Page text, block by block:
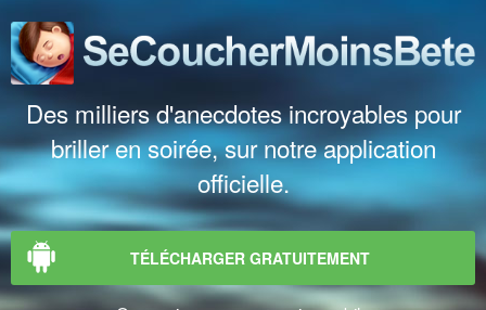
Des milliers d'anecdotes incroyables pour
briller en soirée, sur notre application
officielle.
TÉLÉCHARGER GRATUITEMENT